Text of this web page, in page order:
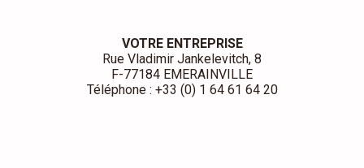
VOTRE ENTREPRISE
Rue Vladimir Jankelevitch, 8
F-77184 EMERAINVILLE
Téléphone : +33 (0) 1 64 61 64 20